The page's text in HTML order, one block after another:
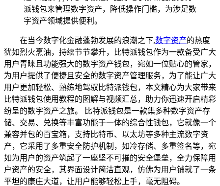
派钱包来管理数字资产，降低操作门槛，为涉足数
字资产领域提供便利。
在当今数字化金融蓬勃发展的浪潮之下,数字资产的热度
犹如烈火烹油，持续节节攀升，比特派钱包作为一款备受广大
用户青睐且功能强大的数字资产钱包，宛如一位贴心的管家，
为用户提供了便捷且安全的数字资产管理服务，为了能让广大
用户更加轻松、熟练地驾驭比特派钱包，本文精心为大家带来
比特派钱包使用教程的图解与视频汇总，助力你迅速开启精彩
纷呈的数字资产之旅。 比特派钱包是一款集多种数字资产存
储、交易、兑换等丰富功能于一体的综合性钱包，它就像一个
兼容并包的百宝箱，支持比特币、以太坊等多种主流数字资
产，它采用了多重安全防护机制，如冷存储、多重签名等，宛
如为用户的资产筑起了一座坚不可摧的安全堡垒，全力保障用
户资产的安全，其界面设计简洁直观，仿佛为用户铺就了一条
平坦的康庄大道，让用户能够轻松上手，毫无阻碍。